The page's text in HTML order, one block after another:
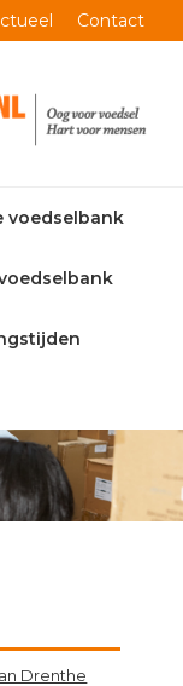
Contact
voedselbank
Drenthe